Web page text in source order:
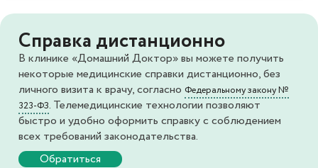
Справка дистанционно
В клинике «Домашний Доктор» вы можете получить
некоторые медицинские справки дистанционно, без
личного визита к врачу, согласно Федеральному закону №
323-ФЗ. Телемедицинские технологии позволяют
быстро и удобно оформить справку с соблюдением
всех требований законодательства.
Обратиться